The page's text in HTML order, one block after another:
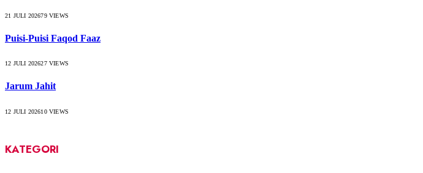
21 JULI 202679VIEWS
Puisi-Puisi Faqod Faaz
12 JULI 202627VIEWS
Jarum Jahit
12 JULI 202610VIEWS
KATEGORI